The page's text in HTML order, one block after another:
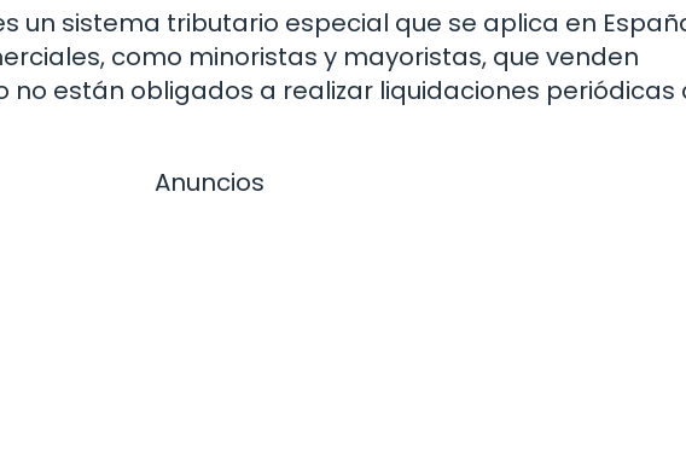
un sistema tributario especial que se aplica en
como minoristas y mayoristas, que venden
no están obligados a realizar liquidaciones periódicas
Anuncios